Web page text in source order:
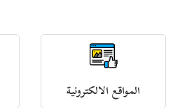
المواقع الالكترونية